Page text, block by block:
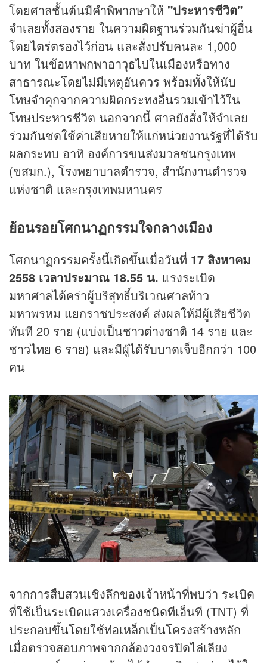
โดยศาลชั้นต้นมีคำพิพากษาให้ "ประหารชีวิต"
จำเลยทั้งสองราย ในความผิดฐานร่วมกันฆ่าผู้อื่น
โดยไตร่ตรองไว้ก่อน และสั่งปรับคนละ 1,000
บาท ในข้อหาพกพาอาวุธไปในเมืองหรือทาง
สาธารณะโดยไม่มีเหตุอันควร พร้อมทั้งให้นับ
โทษจำคุกจากความผิดกระทงอื่นรวมเข้าไว้ใน
โทษประหารชีวิต นอกจากนี้ ศาลยังสั่งให้จำเลย
ร่วมกันชดใช้ค่าเสียหายให้แก่หน่วยงานรัฐที่ได้รับ
ผลกระทบ อาทิ องค์การขนส่งมวลชนกรุงเทพ
(ขสมก.), โรงพยาบาลตำรวจ, สำนักงานตำรวจ
แห่งชาติ และกรุงเทพมหานคร
ย้อนรอยโศกนาฏกรรมใจกลางเมือง
โศกนาฏกรรมครั้งนี้เกิดขึ้นเมื่อวันที่ 17 สิงหาคม
2558 เวลาประมาณ 18.55 น. แรงระเบิด
มหาศาลได้คร่าผู้บริสุทธิ์บริเวณศาลท้าว
มหาพรหม แยกราชประสงค์ ส่งผลให้มีผู้เสียชีวิต
ทันที 20 ราย (แบ่งเป็นชาวต่างชาติ 14 ราย และ
ชาวไทย 6 ราย) และมีผู้ได้รับบาดเจ็บอีกกว่า 100
คน
จากการสืบสวนเชิงลึกของเจ้าหน้าที่พบว่า ระเบิด
ที่ใช้เป็นระเบิดแสวงเครื่องชนิดทีเอ็นที (TNT) ที่
ประกอบขึ้นโดยใช้ท่อเหล็กเป็นโครงสร้างหลัก
เมื่อตรวจสอบภาพจากกล้องวงจรปิดไล่เลียง